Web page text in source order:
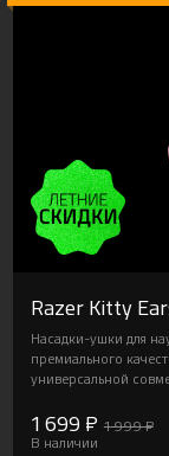
Razer Kitty
Насадки-ушки для
премиального
универсальной
1 699 ₽ 1 999 ₽
В наличии